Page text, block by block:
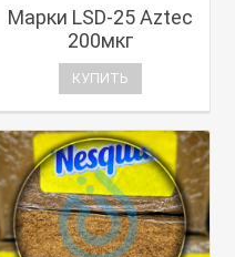
Марки LSD-25 Aztec
200мкг
КУПИТЬ